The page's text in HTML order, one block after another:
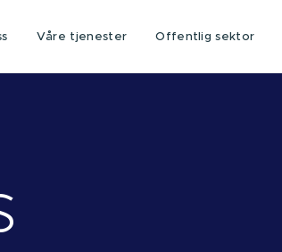
Våre tjenester Offentlig sektor